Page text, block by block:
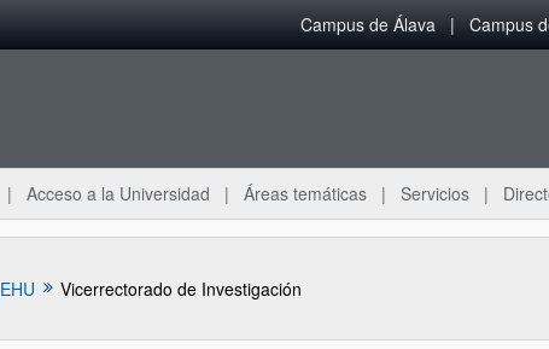
Campus de Álava Campus
Acceso a la Universidad Áreas temáticas Servicios
EHU Vicerrectorado de Investigación